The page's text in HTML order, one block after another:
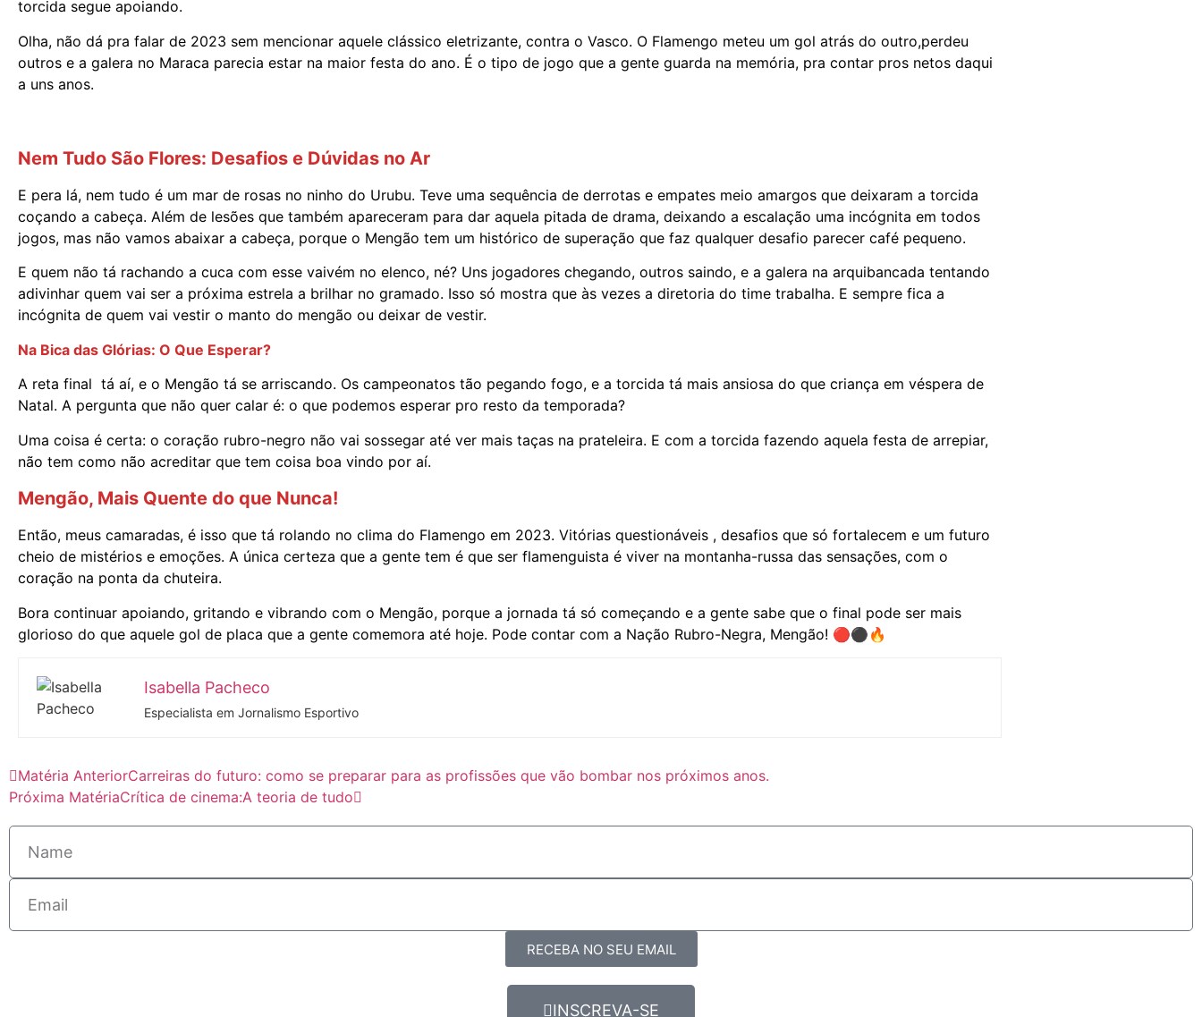
torcida segue apoiando.
Olha, não dá pra falar de 2023 sem mencionar aquele clássico eletrizante, contra o Vasco. O Flamengo meteu um gol atrás do outro,perdeu
outros e a galera no Maraca parecia estar na maior festa do ano. É o tipo de jogo que a gente guarda na memória, pra contar pros netos daqui
a uns anos.
Nem Tudo São Flores: Desafios e Dúvidas no Ar
E pera lá, nem tudo é um mar de rosas no ninho do Urubu. Teve uma sequência de derrotas e empates meio amargos que deixaram a torcida
coçando a cabeça. Além de lesões que também apareceram para dar aquela pitada de drama, deixando a escalação uma incógnita em todos
jogos, mas não vamos abaixar a cabeça, porque o Mengão tem um histórico de superação que faz qualquer desafio parecer café pequeno.
E quem não tá rachando a cuca com esse vaivém no elenco, né? Uns jogadores chegando, outros saindo, e a galera na arquibancada tentando
adivinhar quem vai ser a próxima estrela a brilhar no gramado. Isso só mostra que às vezes a diretoria do time trabalha. E sempre fica a
incógnita de quem vai vestir o manto do mengão ou deixar de vestir.
Na Bica das Glórias: O Que Esperar?
A reta final tá aí, e o Mengão tá se arriscando. Os campeonatos tão pegando fogo, e a torcida tá mais ansiosa do que criança em véspera de
Natal. A pergunta que não quer calar é: o que podemos esperar pro resto da temporada?
Uma coisa é certa: o coração rubro-negro não vai sossegar até ver mais taças na prateleira. E com a torcida fazendo aquela festa de arrepiar,
não tem como não acreditar que tem coisa boa vindo por aí.
Mengão, Mais Quente do que Nunca!
Então, meus camaradas, é isso que tá rolando no clima do Flamengo em 2023. Vitórias questionáveis , desafios que só fortalecem e um futuro
cheio de mistérios e emoções. A única certeza que a gente tem é que ser flamenguista é viver na montanha-russa das sensações, com o
coração na ponta da chuteira.
Bora continuar apoiando, gritando e vibrando com o Mengão, porque a jornada tá só começando e a gente sabe que o final pode ser mais
glorioso do que aquele gol de placa que a gente comemora até hoje. Pode contar com a Nação Rubro-Negra, Mengão! 🔴⚫🔥
Isabella Pacheco
Especialista em Jornalismo Esportivo
Matéria AnteriorCarreiras do futuro: como se preparar para as profissões que vão bombar nos próximos anos.
Próxima MatériaCrítica de cinema:A teoria de tudo
RECEBA NO SEU EMAIL
INSCREVA-SE